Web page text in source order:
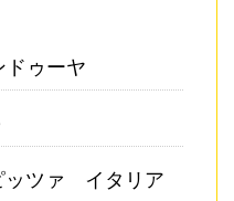
ゥーヤ
ッツァ イタリア